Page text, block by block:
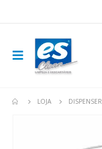
LOJA DISPENSER